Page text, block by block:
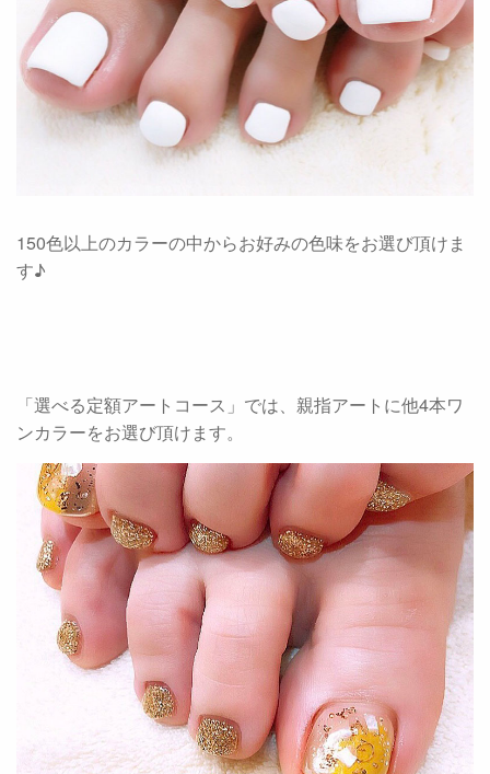
150色以上のカラーの中からお好みの色味をお選び頂けま
す♪
「選べる定額アートコース」では、親指アートに他4本ワ
ンカラーをお選び頂けます。